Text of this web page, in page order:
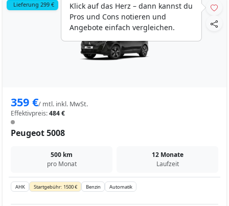
Lieferung 299 €
359 €/ mtl. inkl. MwSt.
Effektivpreis:484 €
Peugeot 5008
500 km
pro Monat
12 Monate
Laufzeit
AHK Startgebühr: 1500 € Benzin Automatik
Klick auf das Herz – dann kannst du
Pros und Cons notieren und
Angebote einfach vergleichen.